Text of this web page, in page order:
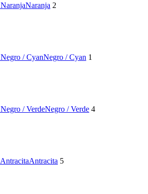
NaranjaNaranja 2
Negro / CyanNegro / Cyan 1
Negro / VerdeNegro / Verde 4
AntracitaAntracita 5